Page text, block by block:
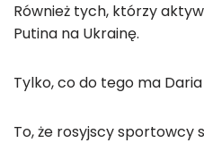
Również tych, którzy
Putina na Ukrainę.
Tylko, co do tego ma
To, że rosyjscy sportowcy